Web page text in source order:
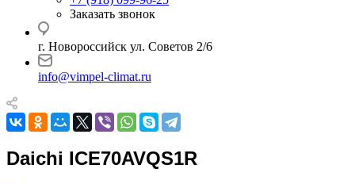
Заказать звонок
г. Новороссийск ул. Советов 2/6
info@vimpel-climat.ru
Daichi ICE70AVQS1R